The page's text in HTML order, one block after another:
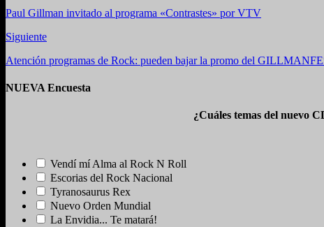
Paul Gillman invitado al programa «Contrastes» por VTV
Siguiente
Atención programas de Rock: pueden bajar la promo del
NUEVA Encuesta
¿Cuáles temas del nuevo
Vendí mí Alma al Rock N Roll
Escorias del Rock Nacional
Tyranosaurus Rex
Nuevo Orden Mundial
La Envidia... Te matará!